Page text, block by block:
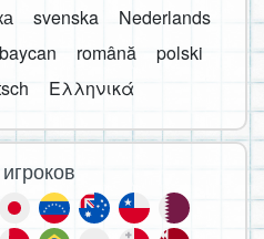
svenska
Nederlands
română
polski
Ελληνικά